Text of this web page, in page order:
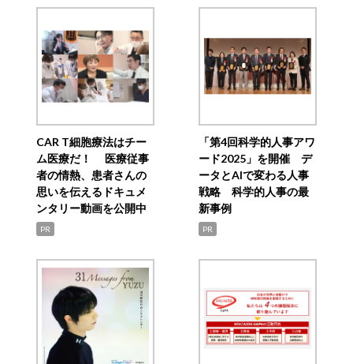
CAR T細胞療法はチー
ム医療だ！ 医療従事
者の情熱、患者さんの
思いを伝えるドキュメ
ンタリー動画を公開中
PR
「第4回科学的人事アワ
ード2025」を開催 デ
ータとAIで変わる人事
戦略 科学的人事の最
新事例
PR